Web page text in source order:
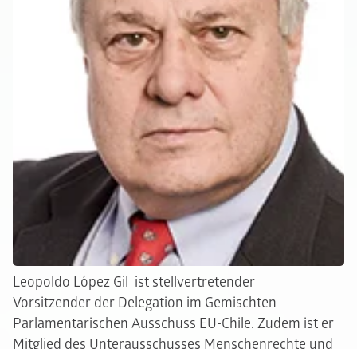
Leopoldo López Gil ist stellvertretender
Vorsitzender der Delegation im Gemischten
Parlamentarischen Ausschuss EU-Chile. Zudem ist er
Mitglied des Unterausschusses Menschenrechte und